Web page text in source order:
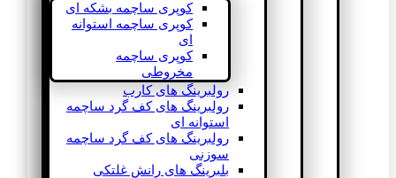
کوپری ساچمه بشکه ای
کوپری ساچمه استوانه
ای
کوپری ساچمه
مخروطی
رولبرینگ های کارب
رولبرینگ های کف گرد ساچمه
استوانه ای
رولبرینگ های کف گرد ساچمه
سوزنی
بلبرینگ های رانش غلتکی